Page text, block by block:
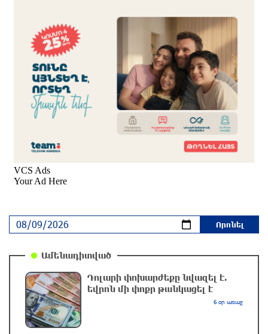
Մեսսին ընտանիքի հետ Ռոսարիոյում է.
հայտնի են Խորխե Մեսսիի
հուղարկավորության մանրամասները
3 ժամ առաջ
Ուկրաինայի զինված ուժերը հարձակվել են
Բելգորոդի վրա․ վիրավորվել է 13 մարդ, այդ
թվում՝ երկու երեխա
2 ժամ առաջ
Պետդումայի պատգամավորները
2 ժամ առաջ
Ֆիդան. Թուրքիան աջակցում է դեպի կայուն
շարժմանը
Սևանա լճում հեծանիվ-նավակը շրջվել է.
Ամենադիտված
Դոլարի փոխարժեքը նվազել է.
եվրոն մի փոքր թանկացել է
6 օր առաջ